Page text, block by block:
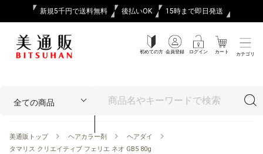
新規5千円で送料無料 後払いOK 15時まで即日発送
初めての方 会員登録 ログイン カート カテゴリ
美通販トップ ヘアカラー剤
ヘアダイ
タマリス クリエイティブ フェリエ ネオ GB5 80g